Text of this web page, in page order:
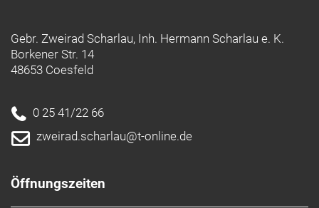
Gebr. Zweirad Scharlau, Inh. Hermann Scharlau e. K.
Borkener Str. 14
48653 Coesfeld
0 25 41/22 66
zweirad.scharlau@t-online.de
Öffnungszeiten